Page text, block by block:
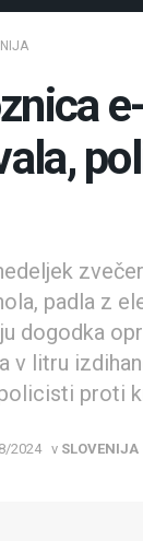
padla z
dogodka
v litru
proti
2024 v SLOVENIJA